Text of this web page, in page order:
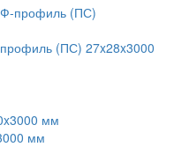
(ПС) 27x28x3000
мм